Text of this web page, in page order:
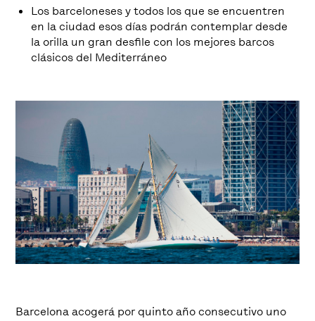
Los barceloneses y todos los que se encuentren
en la ciudad esos días podrán contemplar desde
la orilla un gran desfile con los mejores barcos
clásicos del Mediterráneo
Barcelona acogerá por quinto año consecutivo uno